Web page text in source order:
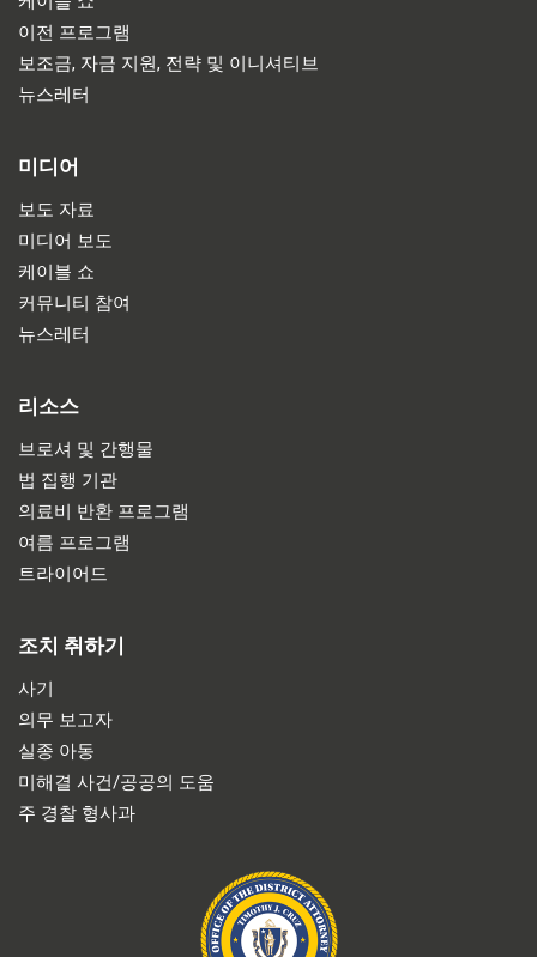
이전 프로그램
보조금, 자금 지원, 전략 및 이니셔티브
뉴스레터
미디어
보도 자료
미디어 보도
케이블 쇼
커뮤니티 참여
뉴스레터
리소스
브로셔 및 간행물
법 집행 기관
의료비 반환 프로그램
여름 프로그램
트라이어드
조치 취하기
사기
의무 보고자
실종 아동
미해결 사건/공공의 도움
주 경찰 형사과